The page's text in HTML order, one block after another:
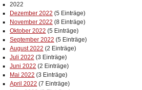
2022
Dezember 2022 (5 Einträge)
November 2022 (8 Einträge)
Oktober 2022 (5 Einträge)
September 2022 (5 Einträge)
August 2022 (2 Einträge)
Juli 2022 (3 Einträge)
Juni 2022 (2 Einträge)
Mai 2022 (3 Einträge)
April 2022 (7 Einträge)